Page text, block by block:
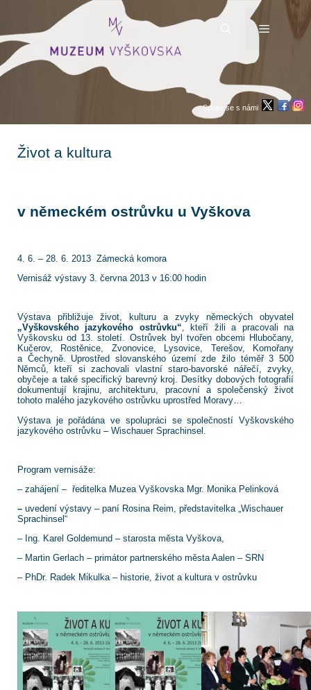
Menu
Spojte se s námi
Život a kultura
v německém ostrůvku u Vyškova
4. 6. – 28. 6. 2013 Zámecká komora
Vernisáž výstavy 3. června 2013 v 16:00 hodin
Výstava přibližuje život, kulturu a zvyky německých obyvatel
„Vyškovského jazykového ostrůvku“, kteří žili a pracovali na
Vyškovsku od 13. století. Ostrůvek byl tvořen obcemi Hlubočany,
Kučerov, Rostěnice, Zvonovice, Lysovice, Terešov, Komořany
a Čechyně. Uprostřed slovanského území zde žilo téměř 3 500
Němců, kteří si zachovali vlastní staro-bavorské nářečí, zvyky,
obyčeje a také specifický barevný kroj. Desítky dobových fotografií
dokumentují krajinu, architekturu, pracovní a společenský život
tohoto malého jazykového ostrůvku uprostřed Moravy…
Výstava je pořádána ve spolupráci se společností Vyškovského
jazykového ostrůvku – Wischauer Sprachinsel.
Program vernisáže:
– zahájení – ředitelka Muzea Vyškovska Mgr. Monika Pelinková
– uvedení výstavy – paní Rosina Reim, představitelka „Wischauer
Sprachinsel“
– Ing. Karel Goldemund – starosta města Vyškova,
– Martin Gerlach – primátor partnerského města Aalen – SRN
– PhDr. Radek Mikulka – historie, život a kultura v ostrůvku